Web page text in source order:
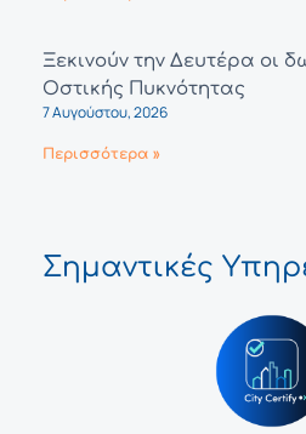
Ξεκινούν την Δευτέρα οι
Οστικής Πυκνότητας
7 Αυγούστου, 2026
Περισσότερα »
Σημαντικές